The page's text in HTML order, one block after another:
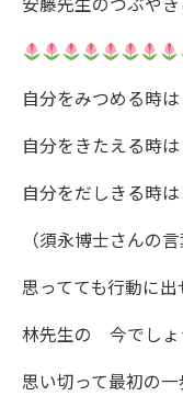
自分をみつめる時
自分をきたえる時
自分をだしきる時
（須永博士さんの言
思ってても行動に
林先生の 今でしょ
思い切って最初の